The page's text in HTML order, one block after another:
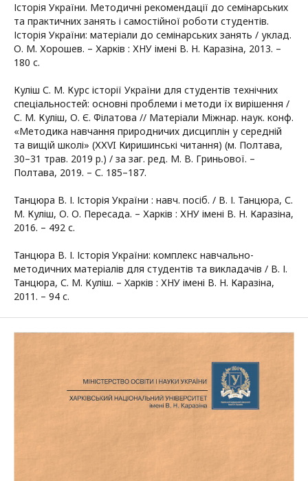
Історія України. Методичні рекомендації до семінарських
та практичних занять і самостійної роботи студентів.
Історія України: матеріали до семінарських занять / уклад.
О. М. Хорошев. – Харків : ХНУ імені В. Н. Каразіна, 2013. –
180 с.
Куліш С. М. Курс історії України для студентів технічних
спеціальностей: основні проблеми і методи їх вирішення /
С. М. Куліш, О. Є. Філатова // Матеріали Міжнар. наук. конф.
«Методика навчання природничих дисциплін у середній
та вищій школі» (ХХVI Киришинські читання) (м. Полтава,
30–31 трав. 2019 р.) / за заг. ред. М. В. Гриньової. –
Полтава, 2019. – С. 185–187.
Танцюра В. І. Історія України : навч. посіб. / В. І. Танцюра, С.
М. Куліш, О. О. Пересада. – Харків : ХНУ імені В. Н. Каразіна,
2016. – 492 с.
Танцюра В. І. Історія України: комплекс навчально-
методичних матеріалів для студентів та викладачів / В. І.
Танцюра, С. М. Куліш. – Xарків : ХНУ імені В. Н. Каразіна,
2011. – 94 с.